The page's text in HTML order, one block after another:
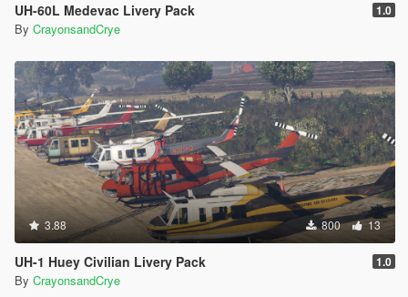
UH-60L Medevac Livery Pack 1.0
By CrayonsandCrye
3.88 800 13
UH-1 Huey Civilian Livery Pack 1.0
By CrayonsandCrye